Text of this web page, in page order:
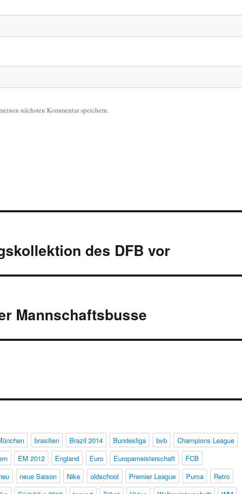
nächsten Kommentar speichern.
des DFB vor
Mannschaftsbusse
brasilien Brazil 2014 Bundesliga bvb
Champions League
EM 2012 England Euro Europameisterschaft
FCB
neue Saison Nike oldschool Premier League Puma
Retro